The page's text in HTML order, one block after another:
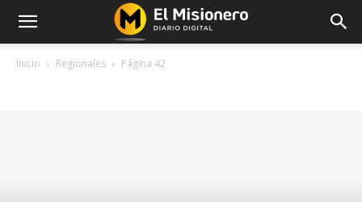
Inicio Regionales Página 42